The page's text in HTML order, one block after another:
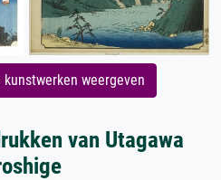
weergeven
van Utagawa